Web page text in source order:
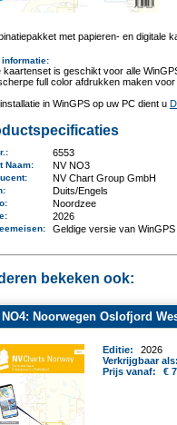
met papieren- en digitale
informatie:
kaartenset is geschikt voor alle
full color afdrukken maken
in WinGPS op uw PC dient u
: 6553
Naam: NV NO3
: NV Chart Group GmbH
: Duits/Engels
: Noordzee
2026
: Geldige versie van WinGPS
bekeken ook:
NO4: Noorwegen Oslofjord
Editie:
2026
Verkrijgbaar
Prijs vanaf:
€